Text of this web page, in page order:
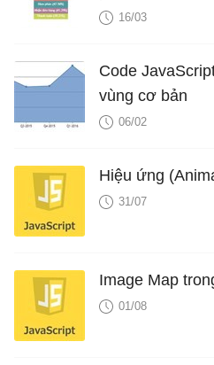
16/03
Code
vùng cơ bản
06/02
Hiệu ứng
31/07
Image Map
01/08